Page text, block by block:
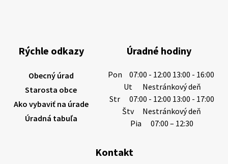
hlbokým zármutkom Vám oznamujeme, že vo veku
73 rokov nás opustila Irena Tanková, rodená
5. augusta 2026 12:59
3. augusta 2026 08:45
Rýchle odkazy
Obecný úrad
Starosta obce
Ako vybaviť na úrade
Úradná tabuľa
Úradné hodiny
Pon
07:00 - 12:00 13:00 - 16:00
Ut
Nestránkový deň
Str
07:00 - 12:00 13:00 - 17:00
Štv
Nestránkový deň
Pia
07:00 – 12:30
Kontakt